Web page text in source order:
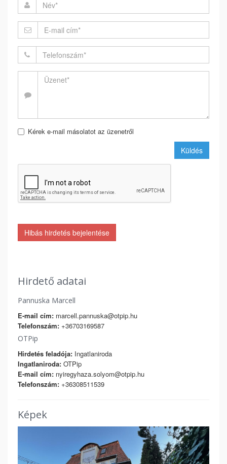
Kérek e-mail másolatot az üzenetről
Küldés
Hibás hirdetés bejelentése
Hirdető adatai
Pannuska Marcell
E-mail cím: marcell.pannuska@otpip.hu
Telefonszám: +36703169587
OTPip
Hirdetés feladója: Ingatlaniroda
Ingatlaniroda: OTPip
E-mail cím: nyiregyhaza.solyom@otpip.hu
Telefonszám: +36308511539
Képek